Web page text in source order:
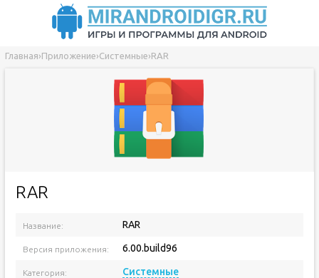
Главная›Приложение›Системные›RAR
RAR
Название: RAR
Версия приложения: 6.00.build96
Категория: Системные